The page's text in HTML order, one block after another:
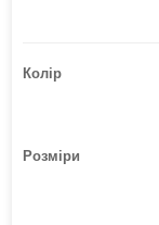
Колір
Розміри